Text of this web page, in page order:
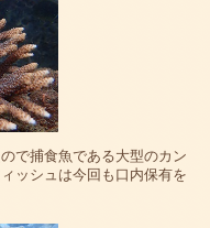
で捕食魚である大型のカン
ッシュは今回も口内保有を